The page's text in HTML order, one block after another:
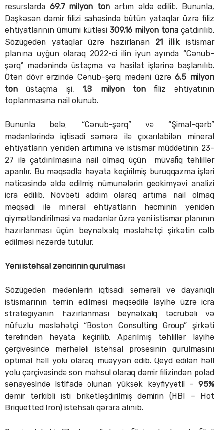
resurslarda 69.7 milyon ton artım əldə edilib. Bununla,
Daşkəsən dəmir filizi sahəsində bütün yataqlar üzrə filiz
ehtiyatlarının ümumi kütləsi 309.16 milyon tonaçatdırılıb.
Sözügedən yataqlar üzrə hazırlanan 21 illikistismar
planına uyğun olaraq 2022-ci ilin iyun ayında “Cənub-
şərq” mədənində üstaçma və hasilat işlərinə başlanılıb.
Ötən dövr ərzində Cənub-şərq mədəni üzrə 6.5 milyon
ton üstaçma işi,1.8 milyon tonfiliz ehtiyatının
toplanmasına nail olunub.
Bununla belə, “Cənub-şərq” və “Şimal-qərb”
mədənlərində iqtisadi səmərə ilə çıxarılabilən mineral
ehtiyatların yenidən artımına və istismar müddətinin 23-
27 ilə çatdırılmasına nail olmaq üçün müvafiq təhlillər
aparılır. Bu məqsədlə həyata keçirilmiş buruqqazma işləri
nəticəsində əldə edilmiş nümunələrin geokimyəvi analizi
icra edilib. Növbəti addım olaraq artıma nail olmaq
məqsədi ilə mineral ehtiyatların həcminin yenidən
qiymətləndirilməsi və mədənlər üzrə yeni istismar planının
hazırlanması üçün beynəlxalq məsləhətçi şirkətin cəlb
edilməsi nəzərdə tutulur.
Yeni istehsal zəncirinin qurulması
Sözügedən mədənlərin iqtisadi səmərəli və dayanıqlı
istismarının təmin edilməsi məqsədilə layihə üzrə icra
strategiyanın hazırlanması beynəlxalq təcrübəli və
nüfuzlu məsləhətçi “Boston Consulting Group” şirkəti
tərəfindən həyata keçirilib. Aparılmış təhlillər layihə
çərçivəsində mərhələli istehsal prosesinin qurulmasını
optimal həll yolu olaraq müəyyən edib. Qeyd edilən həll
yolu çərçivəsində son məhsul olaraq dəmir filizindən polad
sənayesində istifadə olunan yüksək keyfiyyətli – 95%
dəmir tərkibli isti briketləşdirilmiş dəmirin (HBI – Hot
Briquetted Iron) istehsalı qərara alınıb.